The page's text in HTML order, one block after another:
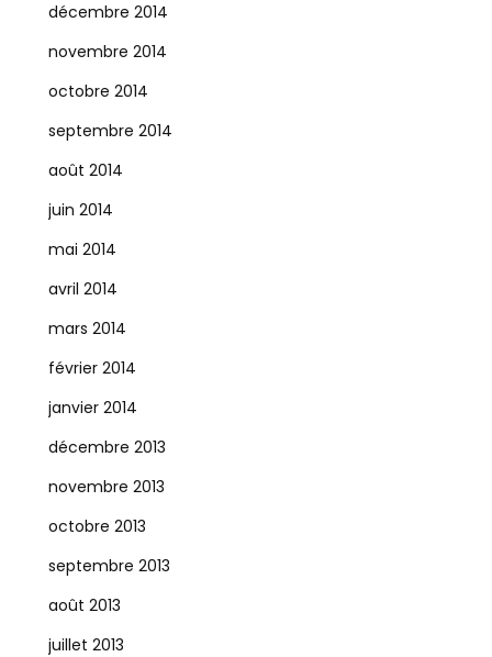
décembre 2014
novembre 2014
octobre 2014
septembre 2014
août 2014
juin 2014
mai 2014
avril 2014
mars 2014
février 2014
janvier 2014
décembre 2013
novembre 2013
octobre 2013
septembre 2013
août 2013
juillet 2013